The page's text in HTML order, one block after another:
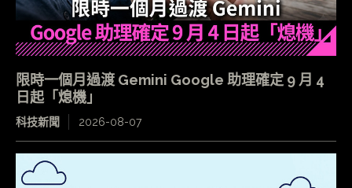
限時一個月過渡 Gemini Google 助理確定 9 月 4
日起「熄機」
科技新聞 2026-08-07